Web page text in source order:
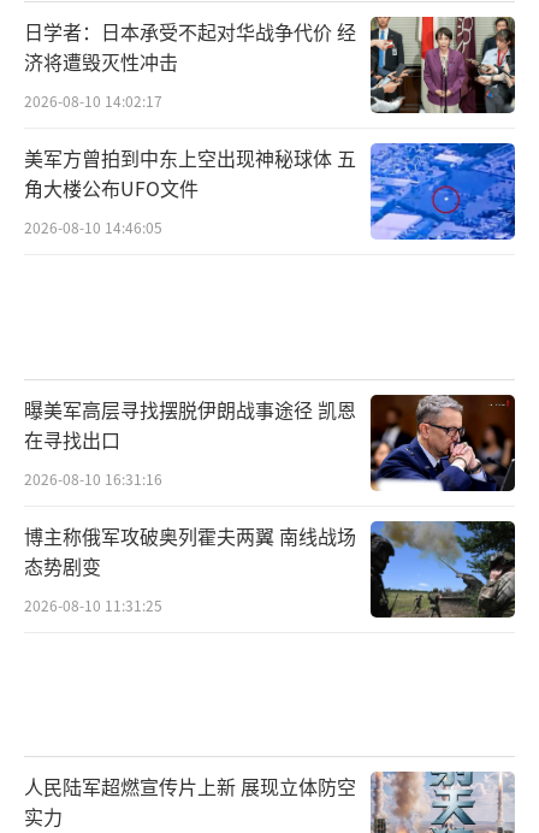
日学者：日本承受不起对华战争代价 经
济将遭毁灭性冲击
2026-08-10 14:02:17
美军方曾拍到中东上空出现神秘球体 五
角大楼公布UFO文件
2026-08-10 14:46:05
曝美军高层寻找摆脱伊朗战事途径 凯恩
在寻找出口
2026-08-10 16:31:16
博主称俄军攻破奥列霍夫两翼 南线战场
态势剧变
2026-08-10 11:31:25
人民陆军超燃宣传片上新 展现立体防空
实力